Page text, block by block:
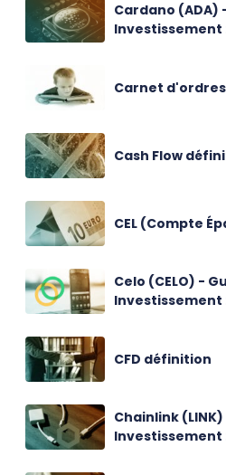
Cardano (ADA)
Investissement
Carnet
Cash Flow
CEL (Compte
Celo (CELO) -
Investissement
CFD définition
Chainlink
Investissement